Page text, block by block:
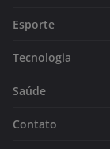
Esporte
Tecnologia
Saúde
Contato